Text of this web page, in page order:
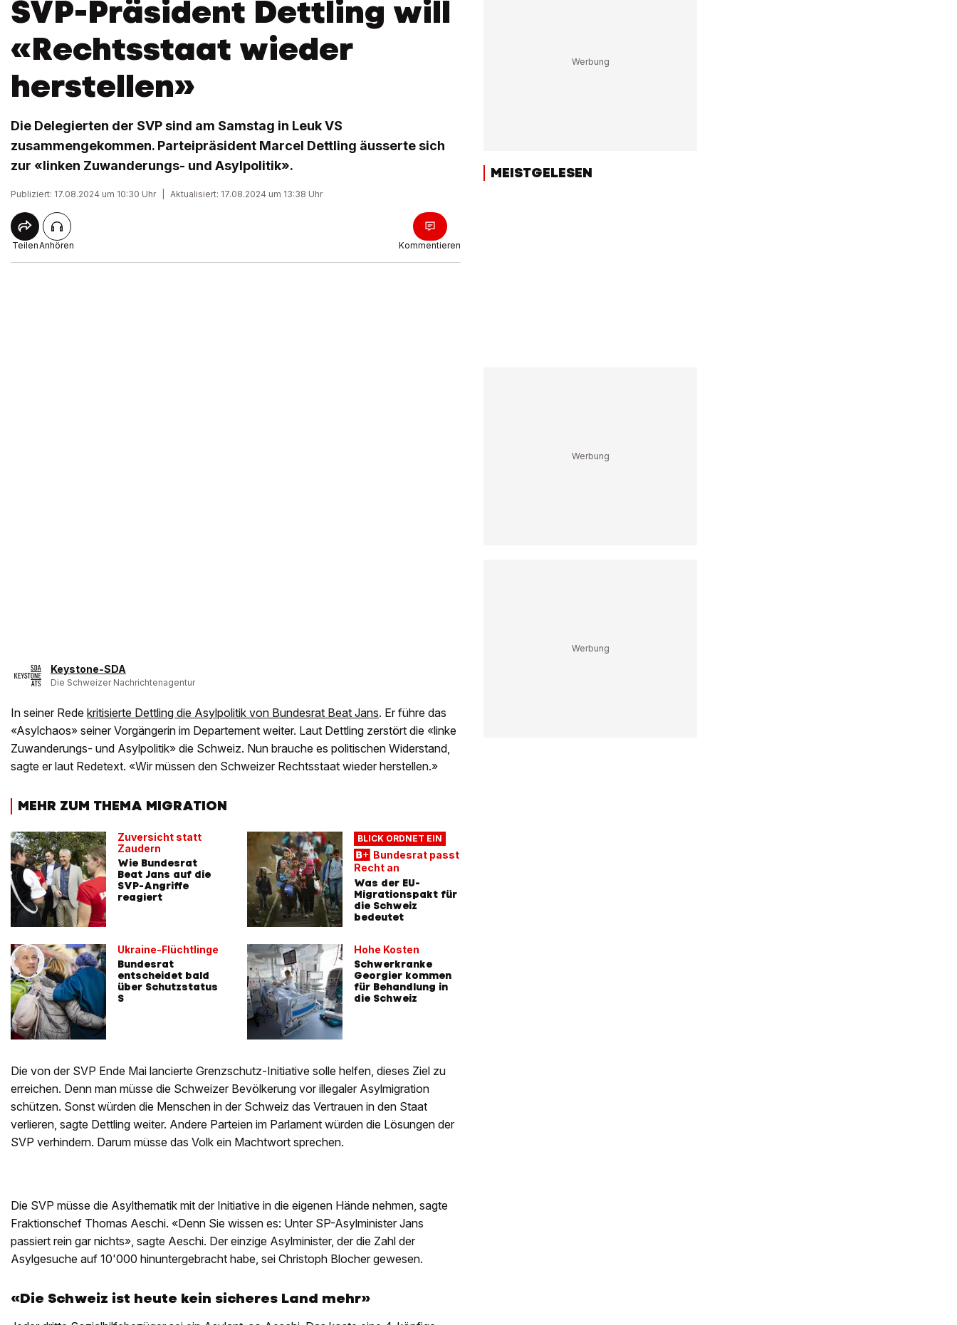
SVP-Präsident Dettling will
«Rechtsstaat wieder
herstellen»
Die Delegierten der SVP sind am Samstag in Leuk VS
zusammengekommen. Parteipräsident Marcel Dettling äusserte sich
zur «linken Zuwanderungs- und Asylpolitik».
Publiziert: 17.08.2024 um 10:30 Uhr Aktualisiert: 17.08.2024 um 13:38 Uhr
TeilenAnhören Kommentieren
Keystone-SDA
Die Schweizer Nachrichtenagentur
In seiner Rede kritisierte Dettling die Asylpolitik von Bundesrat Beat Jans. Er führe das
«Asylchaos» seiner Vorgängerin im Departement weiter. Laut Dettling zerstört die «linke
Zuwanderungs- und Asylpolitik» die Schweiz. Nun brauche es politischen Widerstand,
sagte er laut Redetext. «Wir müssen den Schweizer Rechtsstaat wieder herstellen.»
MEHR ZUM THEMA MIGRATION
Zuversicht statt
Zaudern
Wie Bundesrat
Beat Jans auf die
SVP-Angriffe
reagiert
Ukraine-Flüchtlinge
Bundesrat
entscheidet bald
über Schutzstatus
S
BLICK ORDNET EIN
Bundesrat passt
Recht an
Was der EU-
Migrationspakt für
die Schweiz
bedeutet
Hohe Kosten
Schwerkranke
Georgier kommen
für Behandlung in
die Schweiz
Die von der SVP Ende Mai lancierte Grenzschutz-Initiative solle helfen, dieses Ziel zu
erreichen. Denn man müsse die Schweizer Bevölkerung vor illegaler Asylmigration
schützen. Sonst würden die Menschen in der Schweiz das Vertrauen in den Staat
verlieren, sagte Dettling weiter. Andere Parteien im Parlament würden die Lösungen der
SVP verhindern. Darum müsse das Volk ein Machtwort sprechen.
Die SVP müsse die Asylthematik mit der Initiative in die eigenen Hände nehmen, sagte
Fraktionschef Thomas Aeschi. «Denn Sie wissen es: Unter SP-Asylminister Jans
passiert rein gar nichts», sagte Aeschi. Der einzige Asylminister, der die Zahl der
Asylgesuche auf 10'000 hinuntergebracht habe, sei Christoph Blocher gewesen.
«Die Schweiz ist heute kein sicheres Land mehr»
MEISTGELESEN